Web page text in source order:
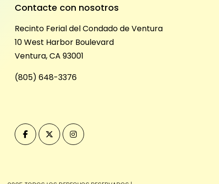
Contacte con nosotros
Recinto Ferial del Condado de Ventura
10 West Harbor Boulevard
Ventura, CA 93001
(805) 648-3376